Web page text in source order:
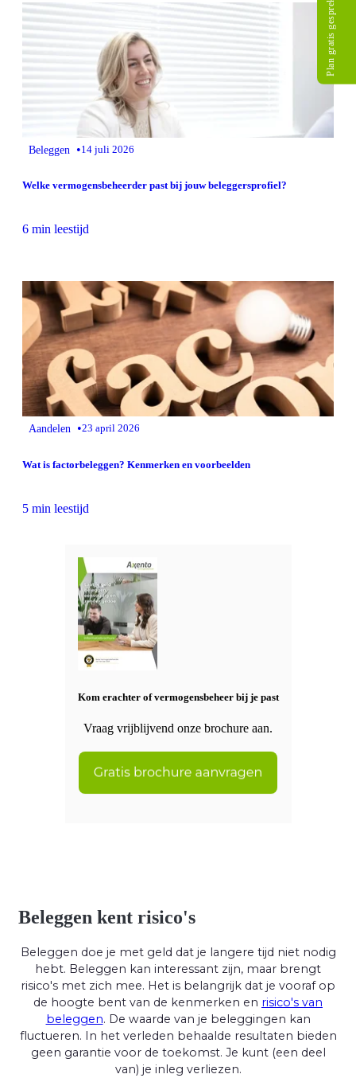
Beleggen •14 juli 2026
Welke vermogensbeheerder past bij jouw beleggersprofiel?
6 min leestijd
Aandelen •23 april 2026
Wat is factorbeleggen? Kenmerken en voorbeelden
5 min leestijd
Kom erachter of vermogensbeheer bij je past
Vraag vrijblijvend onze brochure aan.
Beleggen kent risico's
Beleggen doe je met geld dat je langere tijd niet nodig
hebt. Beleggen kan interessant zijn, maar brengt
risico's met zich mee. Het is belangrijk dat je vooraf op
de hoogte bent van de kenmerken en risico's van
beleggen. De waarde van je beleggingen kan
fluctueren. In het verleden behaalde resultaten bieden
geen garantie voor de toekomst. Je kunt (een deel
van) je inleg verliezen.
Plan gratis gesprek